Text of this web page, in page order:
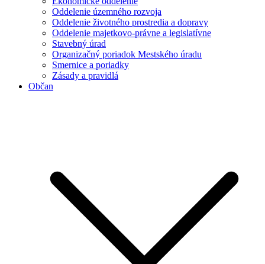
Oddelenie územného rozvoja
Oddelenie životného prostredia a dopravy
Oddelenie majetkovo-právne a legislatívne
Stavebný úrad
Organizačný poriadok Mestského úradu
Smernice a poriadky
Zásady a pravidlá
Občan